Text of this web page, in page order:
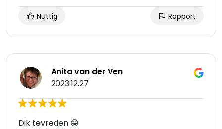
Nuttig Rapport
Anita van der Ven
2023.12.27
Dik tevreden 😁